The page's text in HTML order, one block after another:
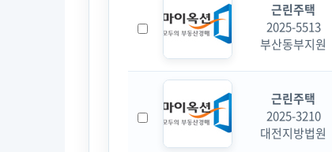
근린주택
2025-5513
부산동부지원
근린주택
2025-3210
대전지방법원